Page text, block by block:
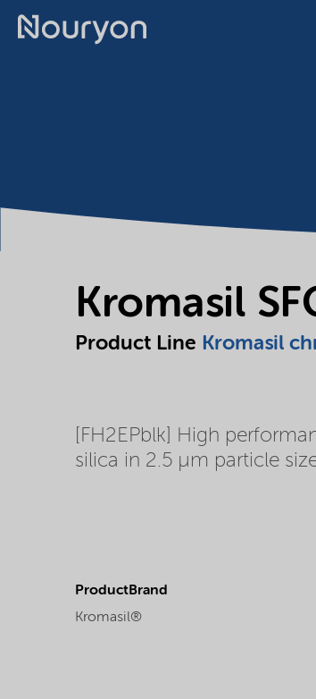
Kromasil
Product Line Kromasil
[FH2EPblk] High
silica in 2.5 µm particle
ProductBrand
Kromasil®